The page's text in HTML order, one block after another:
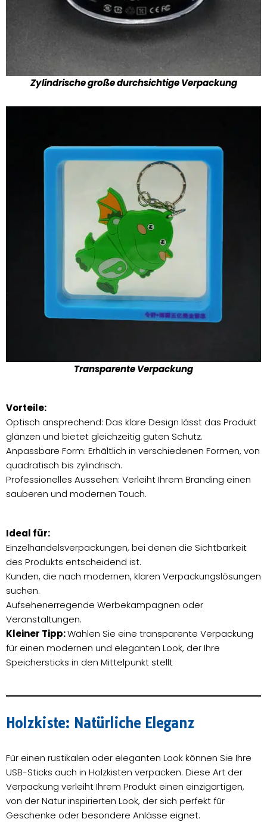
Zylindrische große durchsichtige Verpackung
Transparente Verpackung
Vorteile:
Optisch ansprechend: Das klare Design lässt das Produkt
glänzen und bietet gleichzeitig guten Schutz.
Anpassbare Form: Erhältlich in verschiedenen Formen, von
quadratisch bis zylindrisch.
Professionelles Aussehen: Verleiht Ihrem Branding einen
sauberen und modernen Touch.
Ideal für:
Einzelhandelsverpackungen, bei denen die Sichtbarkeit
des Produkts entscheidend ist.
Kunden, die nach modernen, klaren Verpackungslösungen
suchen.
Aufsehenerregende Werbekampagnen oder
Veranstaltungen.
Kleiner Tipp:Wählen Sie eine transparente Verpackung
für einen modernen und eleganten Look, der Ihre
Speichersticks in den Mittelpunkt stellt
Holzkiste: Natürliche Eleganz
Für einen rustikalen oder eleganten Look können Sie Ihre
USB-Sticks auch in Holzkisten verpacken. Diese Art der
Verpackung verleiht Ihrem Produkt einen einzigartigen,
von der Natur inspirierten Look, der sich perfekt für
Geschenke oder besondere Anlässe eignet.